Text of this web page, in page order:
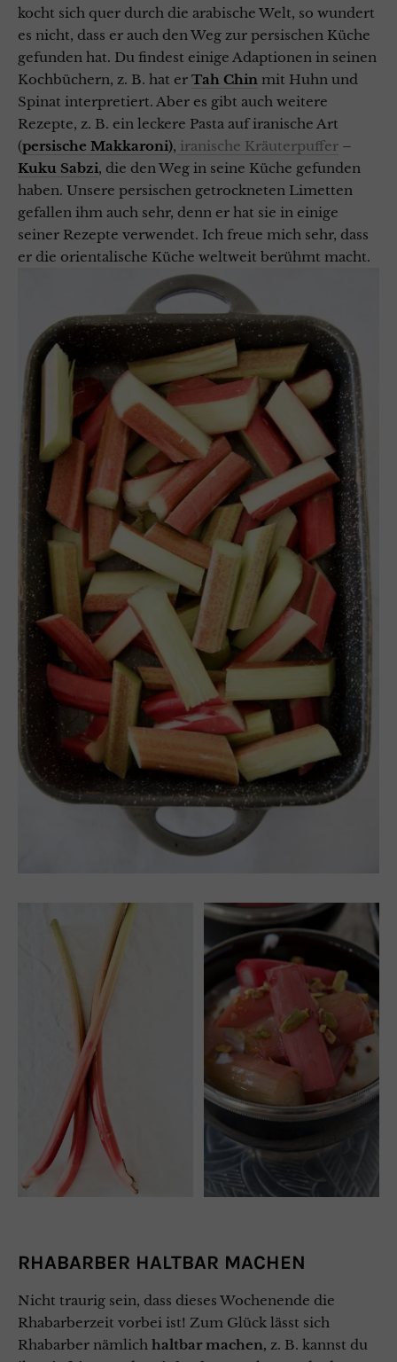
kocht sich quer durch die arabische Welt, so wundert
es nicht, dass er auch den Weg zur persischen Küche
gefunden hat. Du findest einige Adaptionen in seinen
Kochbüchern, z. B. hat er Tah Chin mit Huhn und
Spinat interpretiert. Aber es gibt auch weitere
Rezepte, z. B. ein leckere Pasta auf iranische Art
(persische Makkaroni), iranische Kräuterpuffer –
Kuku Sabzi, die den Weg in seine Küche gefunden
haben. Unsere persischen getrockneten Limetten
gefallen ihm auch sehr, denn er hat sie in einige
seiner Rezepte verwendet. Ich freue mich sehr, dass
er die orientalische Küche weltweit berühmt macht.
RHABARBER HALTBAR MACHEN
Nicht traurig sein, dass dieses Wochenende die
Rhabarberzeit vorbei ist! Zum Glück lässt sich
Rhabarber nämlich haltbar machen, z. B. kannst du